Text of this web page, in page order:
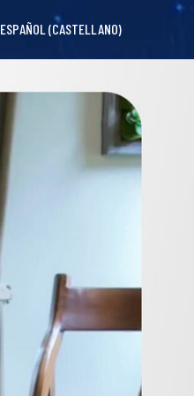
ESPAÑOL (CASTELLANO)